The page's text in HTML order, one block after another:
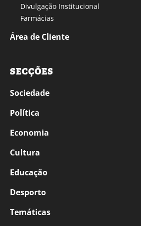
Divulgação Institucional
Farmácias
Área de Cliente
SECÇÕES
Sociedade
Política
Economia
Cultura
Educação
Desporto
Temáticas